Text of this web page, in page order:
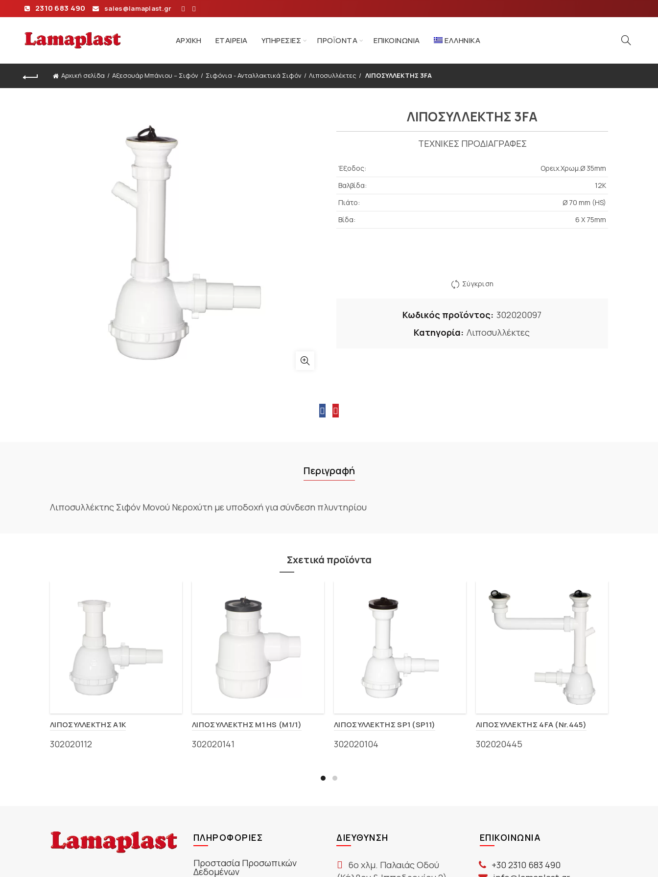
2310 683 490 sales@lamaplast.gr
ΑΡΧΙΚΉ ΕΤΑΙΡΕΊΑ ΥΠΗΡΕΣΊΕΣ ΠΡΟΪΌΝΤΑ ΕΠΙΚΟΙΝΩΝΊΑ ΕΛΛΗΝΙΚΆ
Αρχική σελίδα Αξεσουάρ Μπάνιου – Σιφόν Σιφόνια - Ανταλλακτικά Σιφόν Λιποσυλλέκτες ΛΙΠΟΣΥΛΛΕΚΤΗΣ 3FA
ΛΙΠΟΣΥΛΛΕΚΤΗΣ 3FA
ΤΕΧΝΙΚΕΣ ΠΡΟΔΙΑΓΡΑΦΕΣ
Έξοδος:
Ορειχ.Χρωμ.Ø 35mm
Βαλβίδα:
12K
Πιάτο:
Ø 70 mm (HS)
Βίδα:
6 X 75mm
Σύγκριση
Κωδικός προϊόντος: 302020097
Κατηγορία: Λιποσυλλέκτες
Περιγραφή
Λιποσυλλέκτης Σιφόν Μονού Νεροχύτη με υποδοχή για σύνδεση πλυντηρίου
Σχετικά προϊόντα
ΛΙΠΟΣΥΛΛΕΚΤΗΣ A1K
302020112
ΛΙΠΟΣΥΛΛΕΚΤΗΣ M1 HS (M1/1)
302020141
ΛΙΠΟΣΥΛΛΕΚΤΗΣ SP1 (SP11)
302020104
ΛΙΠΟΣΥΛΛΕΚΤΗΣ 4FA (Nr.445)
302020445
ΠΛΗΡΟΦΟΡΊΕΣ
Προστασία Προσωπικών
Δεδομένων
ΔΙΕΎΘΥΝΣΗ
6ο χλμ. Παλαιάς Οδού
ΕΠΙΚΟΙΝΩΝΊΑ
+30 2310 683 490